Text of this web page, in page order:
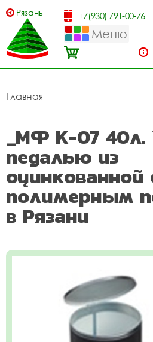
Рязань +7(930) 791-00-76
Меню
Главная
_МФ К-07 40л.
педалью из
полимерным
в Рязани